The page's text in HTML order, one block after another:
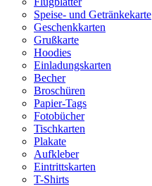
Speise- und Getränkekarte
Geschenkkarten
Grußkarte
Hoodies
Einladungskarten
Becher
Broschüren
Papier-Tags
Fotobücher
Tischkarten
Plakate
Aufkleber
Eintrittskarten
T-Shirts